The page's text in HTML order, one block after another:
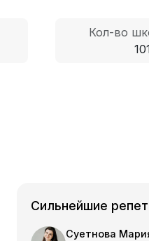
Кол-во
Сильнейшие
Суетнова